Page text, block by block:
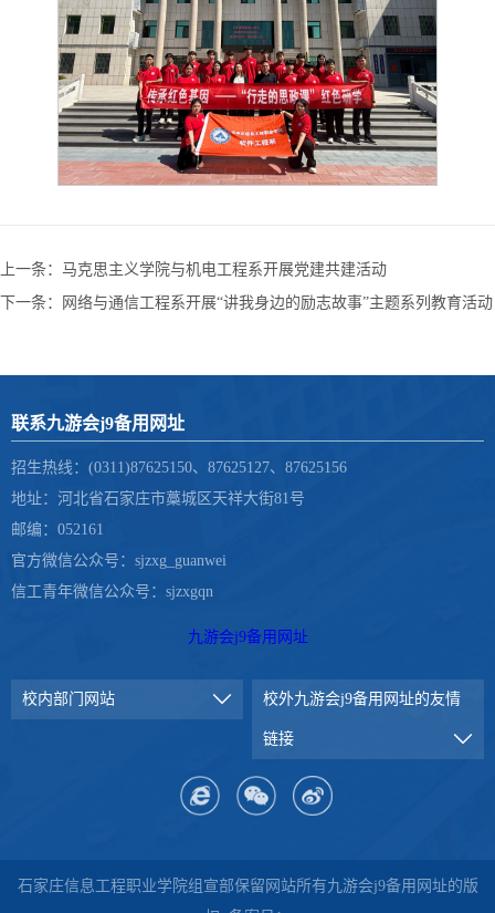
上一条： 马克思主义学院与机电工程系开展党建共建活动
下一条：
网络与通信工程系开展“讲我身边的励志故事”主题系列教育活动
联系九游会j9备用网址
招生热线：(0311)87625150、87625127、87625156
地址：河北省石家庄市藁城区天祥大街81号
邮编：052161
官方微信公众号：sjzxg_guanwei
信工青年微信公众号：sjzxgqn
九游会j9备用网址
校内部门网站 校外九游会j9备用网址的友情
链接
石家庄信息工程职业学院组宣部保留网站所有九游会j9备用网址的版